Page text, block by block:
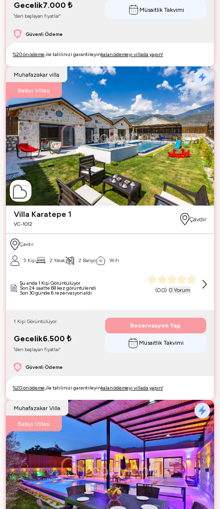
Güvenli Ödeme
Gecelik7.000 ₺
"den başlayan fiyatlar"
Müsaitlik Takvimi
%20 ön ödeme,ile tatilinizi garantileyinkalan ödemeyi villada yapın!
Muhafazakar villa
Balayı Villası
Villa Karatepe 1
VC-1012
Çavdır
Çavdır
5 Kişi 2 Yatak 2 Banyo Wifi
(0.0) 0 Yorum
Şu anda 1 Kişi Görüntülüyor
Son 24 saatte 68 kez görüntülendi
Son 30 günde 6 rezervasyon aldı
Güvenli Ödeme
Gecelik6.500 ₺
"den başlayan fiyatlar"
1 Kişi Görüntülüyor
Rezervasyon Yap
Müsaitlik Takvimi
%20 ön ödeme,ile tatilinizi garantileyinkalan ödemeyi villada yapın!
Muhafazakar Villa
Balayı Villası